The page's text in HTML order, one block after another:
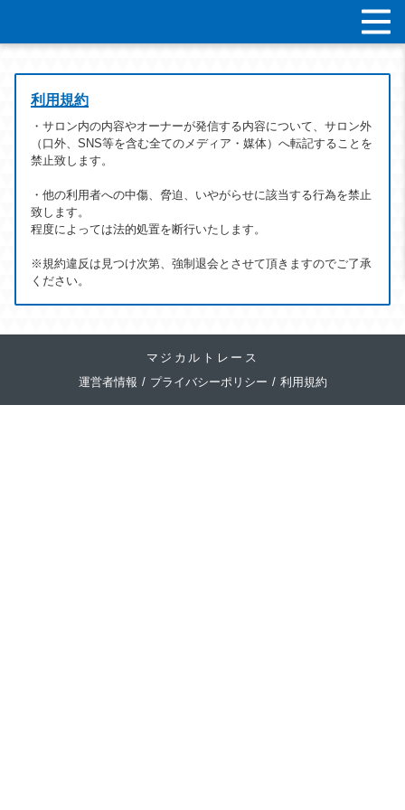
利用規約
・サロン内の内容やオーナーが発信する内容について、サロン外
（口外、SNS等を含む全てのメディア・媒体）へ転記することを
禁止致します。
・他の利用者への中傷、脅迫、いやがらせに該当する行為を禁止
致します。
程度によっては法的処置を断行いたします。
※規約違反は見つけ次第、強制退会とさせて頂きますのでご了承
ください。
マジカルトレース
運営者情報 / プライバシーポリシー / 利用規約